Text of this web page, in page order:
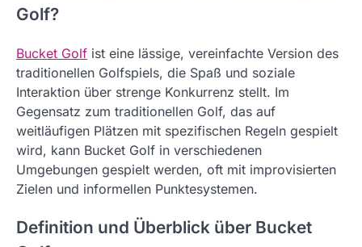
Golf?
Bucket Golf ist eine lässige, vereinfachte Version des
traditionellen Golfspiels, die Spaß und soziale
Interaktion über strenge Konkurrenz stellt. Im
Gegensatz zum traditionellen Golf, das auf
weitläufigen Plätzen mit spezifischen Regeln gespielt
wird, kann Bucket Golf in verschiedenen
Umgebungen gespielt werden, oft mit improvisierten
Zielen und informellen Punktesystemen.
Definition und Überblick über Bucket